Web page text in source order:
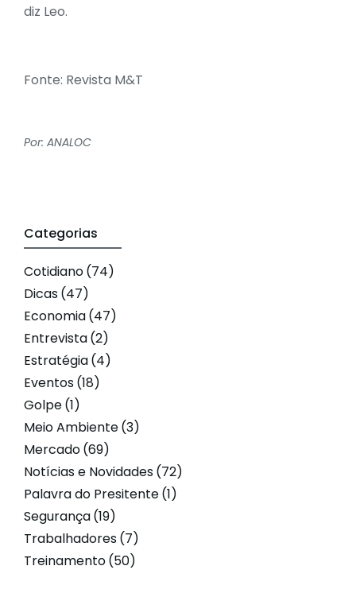
diz Leo.
Fonte: Revista M&T
Por: ANALOC
Categorias
Cotidiano(74)
Dicas(47)
Economia(47)
Entrevista(2)
Estratégia(4)
Eventos(18)
Golpe(1)
Meio Ambiente(3)
Mercado(69)
Notícias e Novidades(72)
Palavra do Presitente(1)
Segurança(19)
Trabalhadores(7)
Treinamento(50)